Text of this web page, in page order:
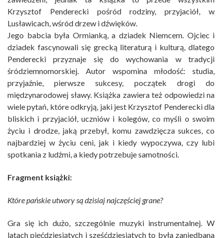
Krzysztof Penderecki pośród rodziny, przyjaciół, w
Lusławicach, wśród drzew i dźwięków.
Jego babcia była Ormianką, a dziadek Niemcem. Ojciec i
dziadek fascynowali się grecką literaturą i kulturą, dlatego
Penderecki przyznaje się do wychowania w tradycji
śródziemnomorskiej. Autor wspomina młodość: studia,
przyjaźnie, pierwsze sukcesy, początek drogi do
międzynarodowej sławy. Książka zawiera też odpowiedzi na
wiele pytań, które odkryją, jaki jest Krzysztof Penderecki dla
bliskich i przyjaciół, uczniów i kolegów, co myśli o swoim
życiu i drodze, jaką przebył, komu zawdzięcza sukces, co
najbardziej w życiu ceni, jak i kiedy wypoczywa, czy lubi
spotkania z ludźmi, a kiedy potrzebuje samotności.
Fragment książki:
Które pańskie utwory są dzisiaj najczęściej grane?
Gra się ich dużo, szczególnie muzyki instrumentalnej. W
latach pięćdziesiątych i sześćdziesiątych to była zaniedbana